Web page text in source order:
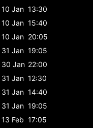
10 Jan 13:30
10 Jan 15:40
10 Jan 20:05
31 Jan 19:05
30 Jan 22:00
31 Jan 12:30
31 Jan 14:40
31 Jan 19:05
13 Feb 17:05